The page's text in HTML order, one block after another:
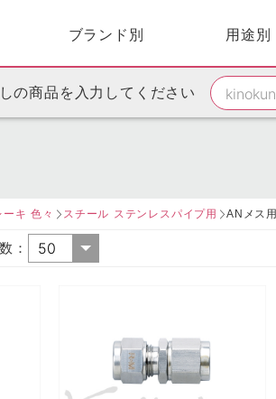
ブランド別 用途別
の商品を入力してください
ーキ 色々 スチール ステンレスパイプ用 ANメス用
：